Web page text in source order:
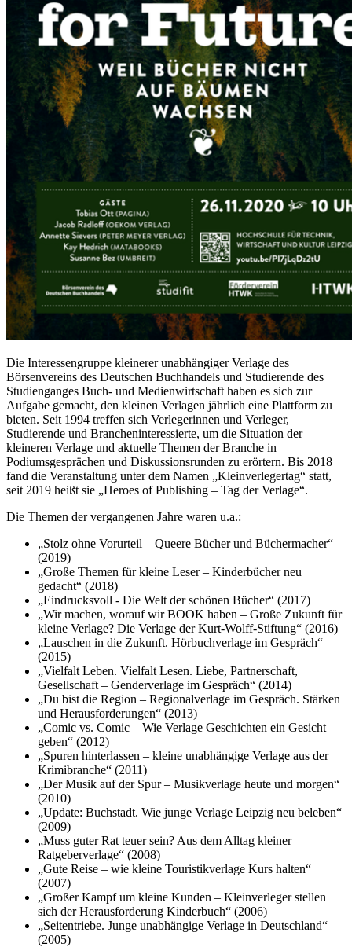
Die Interessengruppe kleinerer unabhängiger Verlage des
Börsenvereins des Deutschen Buchhandels und Studierende des
Studienganges Buch- und Medienwirtschaft haben es sich zur
Aufgabe gemacht, den kleinen Verlagen jährlich eine Plattform zu
bieten. Seit 1994 treffen sich Verlegerinnen und Verleger,
Studierende und Brancheninteressierte, um die Situation der
kleineren Verlage und aktuelle Themen der Branche in
Podiumsgesprächen und Diskussionsrunden zu erörtern. Bis 2018
fand die Veranstaltung unter dem Namen „Kleinverlegertag“ statt,
seit 2019 heißt sie „Heroes of Publishing – Tag der Verlage“.
Die Themen der vergangenen Jahre waren u.a.:
„Stolz ohne Vorurteil – Queere Bücher und Büchermacher“
(2019)
„Große Themen für kleine Leser – Kinderbücher neu
gedacht“ (2018)
„Eindrucksvoll - Die Welt der schönen Bücher“ (2017)
„Wir machen, worauf wir BOOK haben – Große Zukunft für
kleine Verlage? Die Verlage der Kurt-Wolff-Stiftung“ (2016)
„Lauschen in die Zukunft. Hörbuchverlage im Gespräch“
(2015)
„Vielfalt Leben. Vielfalt Lesen. Liebe, Partnerschaft,
Gesellschaft – Genderverlage im Gespräch“ (2014)
„Du bist die Region – Regionalverlage im Gespräch. Stärken
und Herausforderungen“ (2013)
„Comic vs. Comic – Wie Verlage Geschichten ein Gesicht
geben“ (2012)
„Spuren hinterlassen – kleine unabhängige Verlage aus der
Krimibranche“ (2011)
„Der Musik auf der Spur – Musikverlage heute und morgen“
(2010)
„Update: Buchstadt. Wie junge Verlage Leipzig neu beleben“
(2009)
„Muss guter Rat teuer sein? Aus dem Alltag kleiner
Ratgeberverlage“ (2008)
„Gute Reise – wie kleine Touristikverlage Kurs halten“
(2007)
„Großer Kampf um kleine Kunden – Kleinverleger stellen
sich der Herausforderung Kinderbuch“ (2006)
„Seitentriebe. Junge unabhängige Verlage in Deutschland“
(2005)